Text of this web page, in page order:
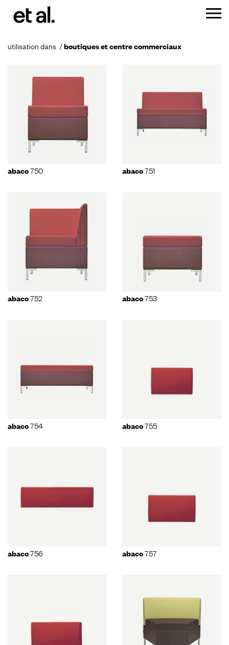
utilisation dans boutiques et centre commerciaux
abaco750 abaco751
abaco752 abaco753
abaco754 abaco755
abaco756 abaco757